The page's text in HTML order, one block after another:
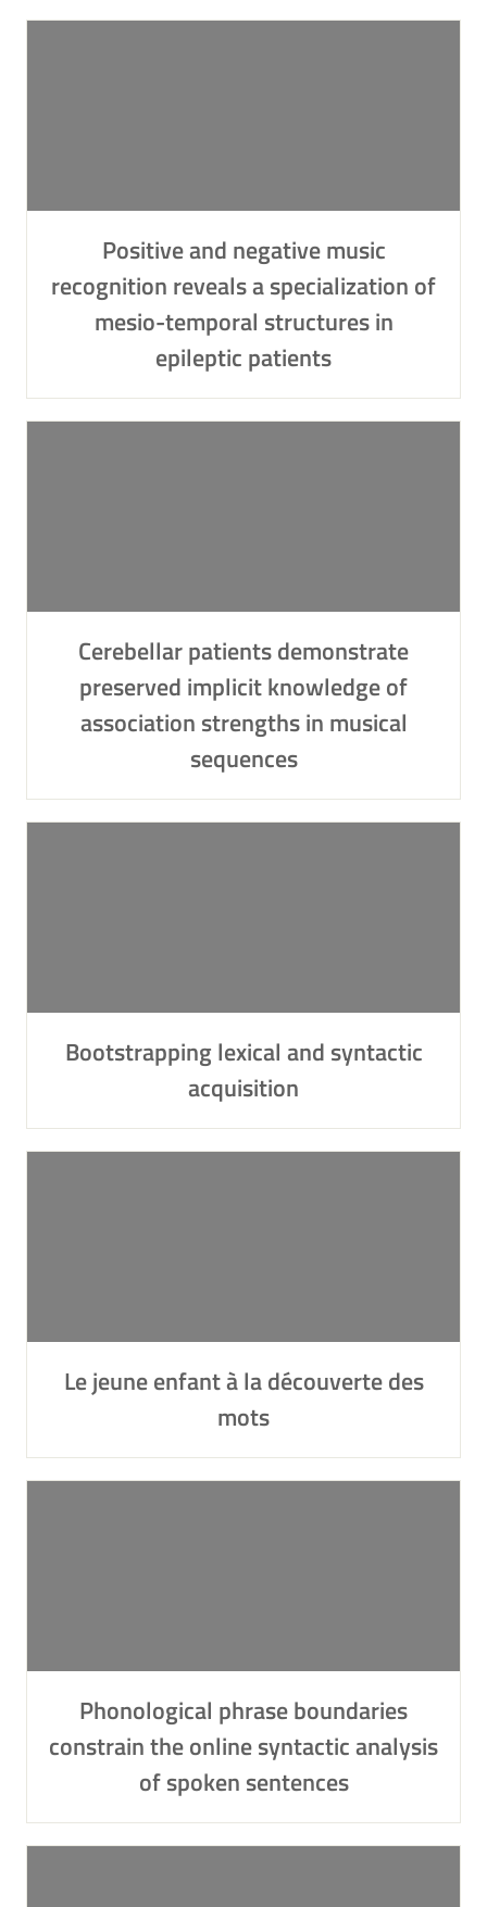
Positive and negative music
recognition reveals a specialization of
mesio-temporal structures in
epileptic patients
Cerebellar patients demonstrate
preserved implicit knowledge of
association strengths in musical
sequences
Bootstrapping lexical and syntactic
acquisition
Le jeune enfant à la découverte des
mots
Phonological phrase boundaries
constrain the online syntactic analysis
of spoken sentences